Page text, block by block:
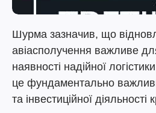
Шурма зазначив, що
авіасполучення важливе
наявності надійної
це фундаментально
та інвестиційної діяльності